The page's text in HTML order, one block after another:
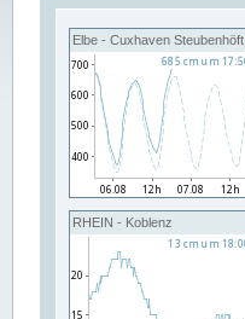
Elbe - Cuxhaven Steubenhöft
RHEIN - Koblenz